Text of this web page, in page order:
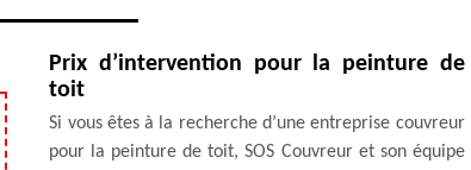
Prix d’intervention pour la peinture de
toit
Si vous êtes à la recherche d’une entreprise couvreur
pour la peinture de toit, SOS Couvreur et son équipe